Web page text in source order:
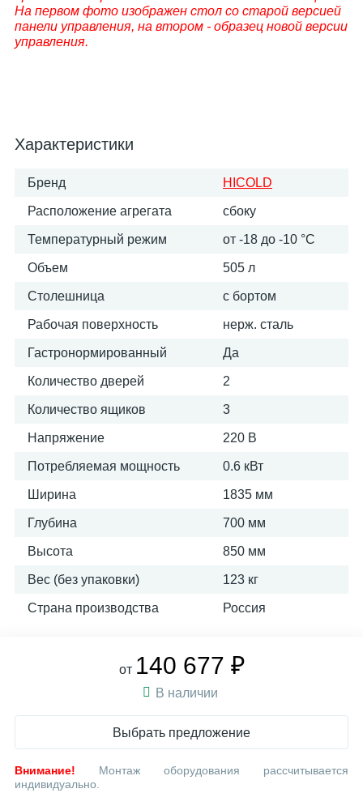
На первом фото изображен стол со старой версией
панели управления, на втором - образец новой версии
управления.
Характеристики
Бренд HICOLD
Расположение агрегата сбоку
Температурный режим от -18 до -10 °С
Объем 505 л
Столешница с бортом
Рабочая поверхность нерж. сталь
Гастронормированный Да
Количество дверей 2
Количество ящиков 3
Напряжение 220 В
Потребляемая мощность 0.6 кВт
Ширина 1835 мм
Глубина 700 мм
Высота 850 мм
Вес (без упаковки) 123 кг
Страна производства Россия
от 140 677 ₽
В наличии
Выбрать предложение
Внимание! Монтаж оборудования рассчитывается
индивидуально.